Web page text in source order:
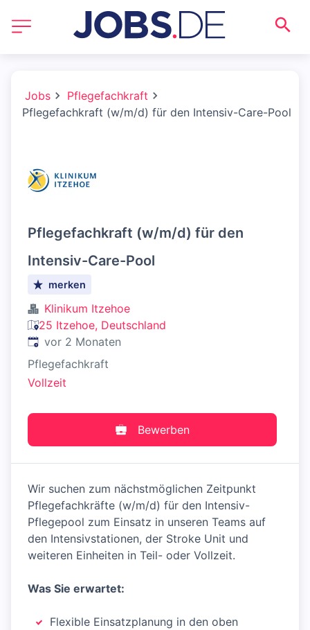
Jobs
Pflegefachkraft
Pflegefachkraft (w/m/d) für den Intensiv-Care-Pool
Pflegefachkraft (w/m/d) für den
Intensiv-Care-Pool
merken
Klinikum Itzehoe
25 Itzehoe, Deutschland
Veröffentlicht:
vor 2 Monaten
Pflegefachkraft
Vollzeit
Bewerben
Wir suchen zum nächstmöglichen Zeitpunkt
Pflegefachkräfte (w/m/d) für den Intensiv-
Pflegepool zum Einsatz in unseren Teams auf
den Intensivstationen, der Stroke Unit und
weiteren Einheiten in Teil- oder Vollzeit.
Was Sie erwartet:
Flexible Einsatzplanung in den oben